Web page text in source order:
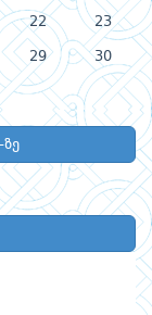
22 23
29 30